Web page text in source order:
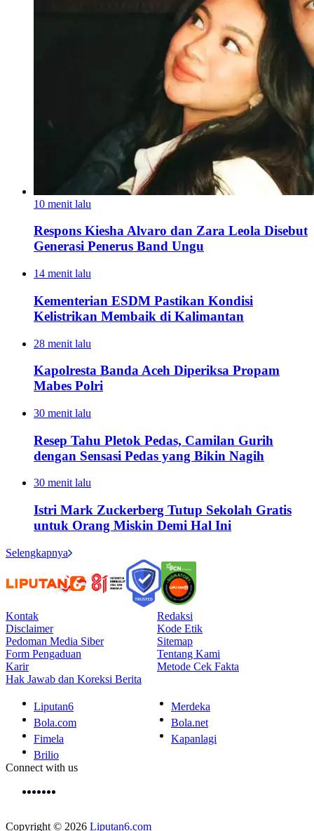
10 menit lalu
Respons Kiesha Alvaro dan Zara Leola Disebut
Generasi Penerus Band Ungu
14 menit lalu
Kementerian ESDM Pastikan Kondisi
Kelistrikan Membaik di Kalimantan
28 menit lalu
Kapolresta Banda Aceh Diperiksa Propam
Mabes Polri
30 menit lalu
Resep Tahu Pletok Pedas, Camilan Gurih
dengan Sensasi Pedas yang Bikin Nagih
30 menit lalu
Istri Mark Zuckerberg Tutup Sekolah Gratis
untuk Orang Miskin Demi Hal Ini
Selengkapnya
Kontak
Redaksi
Disclaimer
Kode Etik
Pedoman Media Siber
Sitemap
Form Pengaduan
Tentang Kami
Karir
Metode Cek Fakta
Hak Jawab dan Koreksi Berita
Liputan6
Merdeka
Bola.com
Bola.net
Fimela
Kapanlagi
Brilio
Connect with us
Copyright © 2026 Liputan6.com